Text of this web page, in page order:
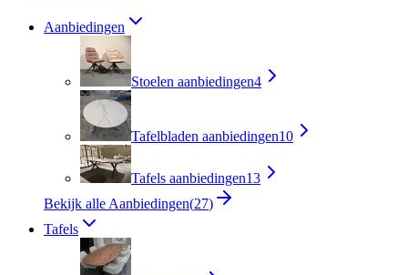
Aanbiedingen
Stoelen aanbiedingen4
Tafelbladen aanbiedingen10
Tafels aanbiedingen13
Bekijk alle Aanbiedingen(27)
Tafels